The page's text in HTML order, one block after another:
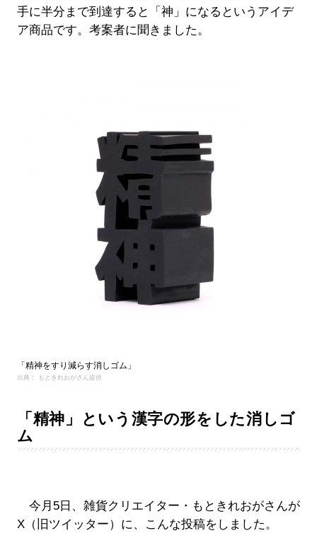
手に半分まで到達すると「神」になるというアイデ
ア商品です。考案者に聞きました。
「精神をすり減らす消しゴム」
出典： もときれおがさん提供
「精神」という漢字の形をした消しゴ
ム
今月5日、雑貨クリエイター・もときれおがさんが
X（旧ツイッター）に、こんな投稿をしました。